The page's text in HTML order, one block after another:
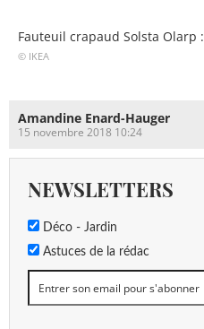
Fauteuil crapaud Solsta Olarp :
© IKEA
Amandine Enard-Hauger
15 novembre 2018 10:24
NEWSLETTERS
Déco - Jardin
Astuces de la rédac